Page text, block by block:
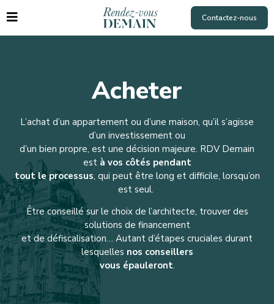
Contactez-nous
Acheter
L’achat d’un appartement ou d’une maison, qu’il s’agisse
d’un investissement ou
d’un bien propre, est une décision majeure. RDV Demain
està vos côtés pendant
tout le processus, qui peut être long et difficile, lorsqu’on
est seul.
Être conseillé sur le choix de l’architecte, trouver des
solutions de financement
et de défiscalisation… Autant d’étapes cruciales durant
lesquelles nos conseillers
vous épauleront.